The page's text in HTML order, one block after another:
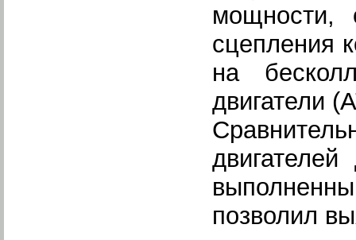
мощности,
сцепления
на
двигатели
позволил